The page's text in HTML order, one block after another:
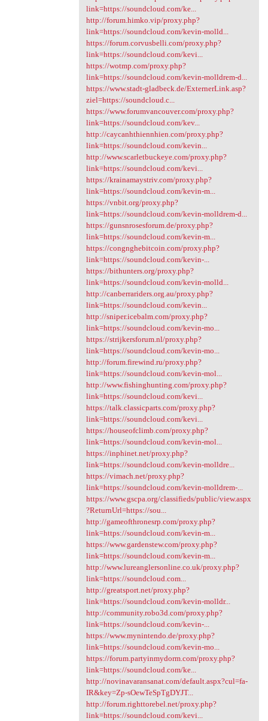
link=https://soundcloud.com/ke...
http://forum.himko.vip/proxy.php?
link=https://soundcloud.com/kevin-molld...
https://forum.corvusbelli.com/proxy.php?
link=https://soundcloud.com/kevi...
https://wotmp.com/proxy.php?
link=https://soundcloud.com/kevin-molldrem-d...
https://www.stadt-gladbeck.de/ExternerLink.asp?
ziel=https://soundcloud.c...
https://www.forumvancouver.com/proxy.php?
link=https://soundcloud.com/kev...
http://caycanhthiennhien.com/proxy.php?
link=https://soundcloud.com/kevin...
http://www.scarletbuckeye.com/proxy.php?
link=https://soundcloud.com/kevi...
https://krainamaystriv.com/proxy.php?
link=https://soundcloud.com/kevin-m...
https://vnbit.org/proxy.php?
link=https://soundcloud.com/kevin-molldrem-d...
https://gunsnrosesforum.de/proxy.php?
link=https://soundcloud.com/kevin-m...
https://congnghebitcoin.com/proxy.php?
link=https://soundcloud.com/kevin-...
https://bithunters.org/proxy.php?
link=https://soundcloud.com/kevin-molld...
http://canberrariders.org.au/proxy.php?
link=https://soundcloud.com/kevin...
http://sniper.icebalm.com/proxy.php?
link=https://soundcloud.com/kevin-mo...
https://strijkersforum.nl/proxy.php?
link=https://soundcloud.com/kevin-mo...
http://forum.firewind.ru/proxy.php?
link=https://soundcloud.com/kevin-mol...
http://www.fishinghunting.com/proxy.php?
link=https://soundcloud.com/kevi...
https://talk.classicparts.com/proxy.php?
link=https://soundcloud.com/kevi...
https://houseofclimb.com/proxy.php?
link=https://soundcloud.com/kevin-mol...
https://inphinet.net/proxy.php?
link=https://soundcloud.com/kevin-molldre...
https://vimach.net/proxy.php?
link=https://soundcloud.com/kevin-molldrem-...
https://www.gscpa.org/classifieds/public/view.aspx
?ReturnUrl=https://sou...
http://gameofthronesrp.com/proxy.php?
link=https://soundcloud.com/kevin-m...
https://www.gardenstew.com/proxy.php?
link=https://soundcloud.com/kevin-m...
http://www.lureanglersonline.co.uk/proxy.php?
link=https://soundcloud.com...
http://greatsport.net/proxy.php?
link=https://soundcloud.com/kevin-molldr...
http://community.robo3d.com/proxy.php?
link=https://soundcloud.com/kevin-...
https://www.mynintendo.de/proxy.php?
link=https://soundcloud.com/kevin-mo...
https://forum.partyinmydorm.com/proxy.php?
link=https://soundcloud.com/ke...
http://novinavaransanat.com/default.aspx?cul=fa-
IR&key=Zp-sOewTeSpTgDYJT...
http://forum.righttorebel.net/proxy.php?
link=https://soundcloud.com/kevi...